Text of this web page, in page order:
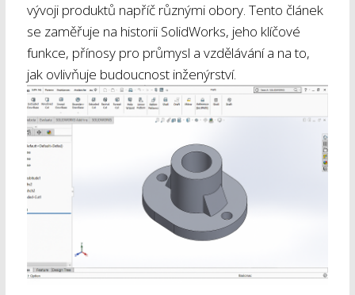
vývoji produktů napříč různými obory. Tento článek
se zaměřuje na historii SolidWorks, jeho klíčové
funkce, přínosy pro průmysl a vzdělávání a na to,
jak ovlivňuje budoucnost inženýrství.